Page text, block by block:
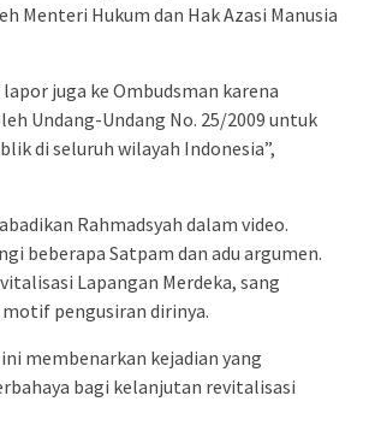
Menteri Hukum dan Hak Azasi Manusia
juga ke Ombudsman karena
Undang-Undang No. 25/2009 untuk
di seluruh wilayah Indonesia”,
Rahmadsyah dalam video.
beberapa Satpam dan adu argumen.
Lapangan Merdeka, sang
pengusiran dirinya.
membenarkan kejadian yang
bagi kelanjutan revitalisasi